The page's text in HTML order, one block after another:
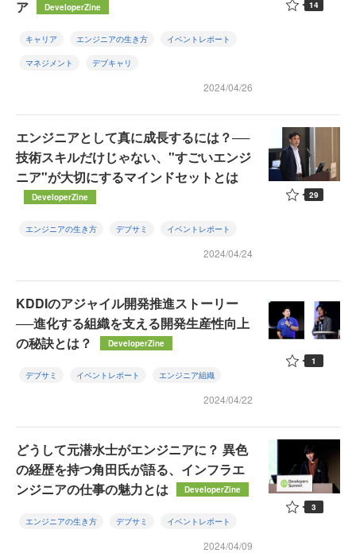
ア DeveloperZine
キャリア エンジニアの生き方 イベントレポート
マネジメント デブキャリ
2024/04/26
14
エンジニアとして真に成長するには？──
技術スキルだけじゃない、"すごいエンジ
ニア"が大切にするマインドセットとは
DeveloperZine
エンジニアの生き方 デブサミ イベントレポート
2024/04/24
29
KDDIのアジャイル開発推進ストーリー
──進化する組織を支える開発生産性向上
の秘訣とは？
DeveloperZine
デブサミ イベントレポート エンジニア組織
2024/04/22
1
どうして元潜水士がエンジニアに？ 異色
の経歴を持つ角田氏が語る、インフラエ
ンジニアの仕事の魅力とは
DeveloperZine
エンジニアの生き方 デブサミ イベントレポート
2024/04/09
3